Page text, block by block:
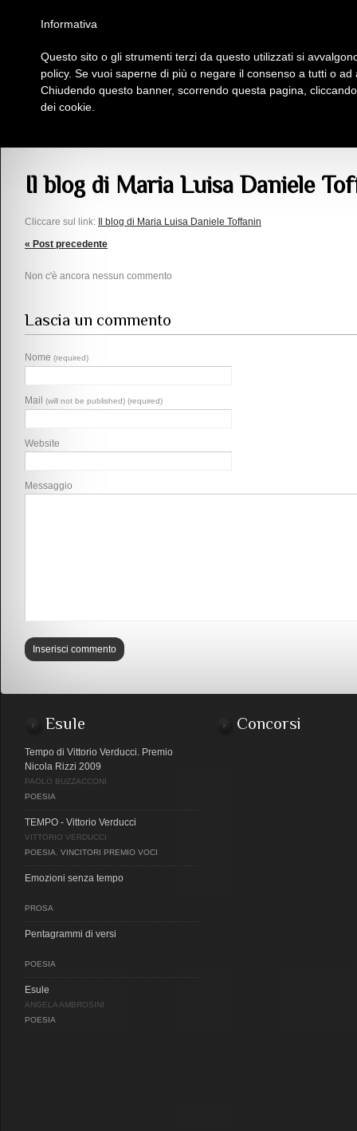
Insieme Per La Cultura
Il blog di Maria Luisa Daniele
Cliccare sul link:
Il blog di Maria Luisa Daniele Toffanin
« Post precedente
Non c'è ancora nessun commento
Lascia un commento
Nome (required)
Mail (will not be published) (required)
Website
Messaggio
Esule
Tempo di Vittorio Verducci. Premio
Nicola Rizzi 2009
PAOLO BUZZACCONI
POESIA
TEMPO - Vittorio Verducci
VITTORIO VERDUCCI
POESIA
VINCITORI PREMIO VOCI
Emozioni senza tempo
PROSA
Pentagrammi di versi
POESIA
Esule
ANGELA AMBROSINI
POESIA
Concorsi
Informativa
Questo sito o gli strumenti terzi da questo utilizzati si
policy. Se vuoi saperne di più o negare il consenso a tutti o
Chiudendo questo banner, scorrendo questa pagina,
dei cookie.